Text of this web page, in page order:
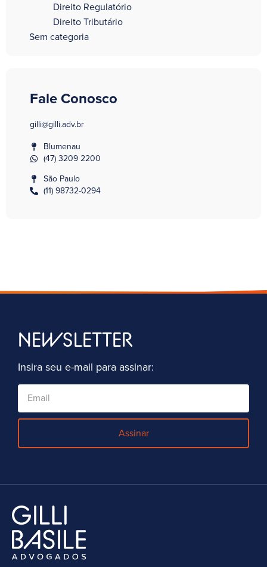
Direito Regulatório
Direito Tributário
Sem categoria
Fale Conosco
gilli@gilli.adv.br
Blumenau
(47) 3209 2200
São Paulo
(11) 98732-0294
NEWSLETTER
Insira seu e-mail para assinar:
Assinar